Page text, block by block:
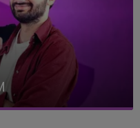
FM